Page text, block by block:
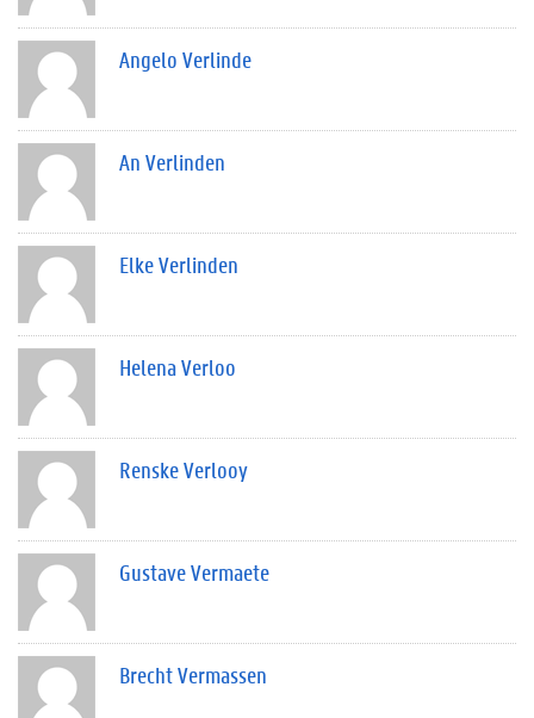
Angelo Verlinde
An Verlinden
Elke Verlinden
Helena Verloo
Renske Verlooy
Gustave Vermaete
Brecht Vermassen